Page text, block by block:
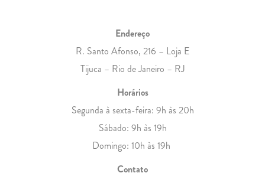
Endereço
R. Santo Afonso, 216 – Loja E
Tijuca – Rio de Janeiro – RJ
Horários
Segunda à sexta-feira: 9h às 20h
Sábado: 9h às 19h
Domingo: 10h às 19h
Contato